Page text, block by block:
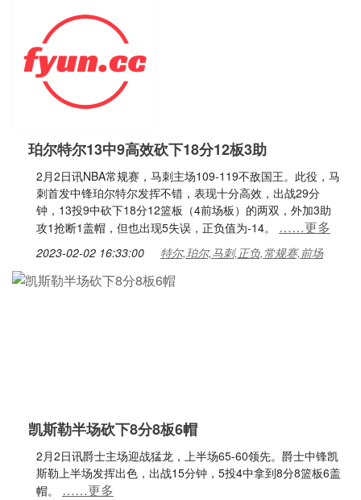
珀尔特尔13中9高效砍下18分12板3助
2月2日讯NBA常规赛，马刺主场109-119不敌国王。此役，马
刺首发中锋珀尔特尔发挥不错，表现十分高效，出战29分
钟，13投9中砍下18分12篮板（4前场板）的两双，外加3助
攻1抢断1盖帽，但也出现5失误，正负值为-14。 ……更多
2023-02-02 16:33:00 特尔,珀尔,马刺,正负,常规赛,前场
凯斯勒半场砍下8分8板6帽
2月2日讯爵士主场迎战猛龙，上半场65-60领先。爵士中锋凯
斯勒上半场发挥出色，出战15分钟，5投4中拿到8分8篮板6盖
帽。 ……更多